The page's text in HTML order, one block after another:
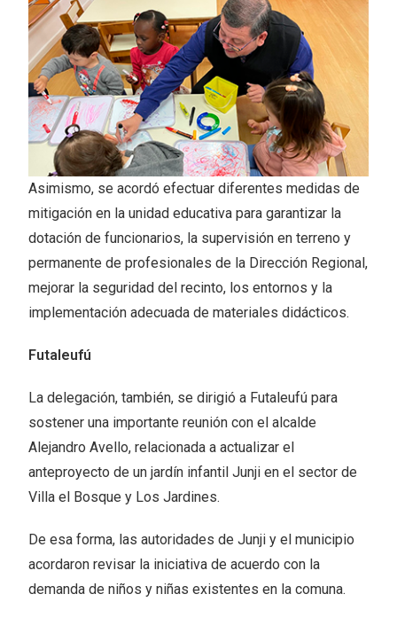
Asimismo, se acordó efectuar diferentes medidas de
mitigación en la unidad educativa para garantizar la
dotación de funcionarios, la supervisión en terreno y
permanente de profesionales de la Dirección Regional,
mejorar la seguridad del recinto, los entornos y la
implementación adecuada de materiales didácticos.
Futaleufú
La delegación, también, se dirigió a Futaleufú para
sostener una importante reunión con el alcalde
Alejandro Avello, relacionada a actualizar el
anteproyecto de un jardín infantil Junji en el sector de
Villa el Bosque y Los Jardines.
De esa forma, las autoridades de Junji y el municipio
acordaron revisar la iniciativa de acuerdo con la
demanda de niños y niñas existentes en la comuna.